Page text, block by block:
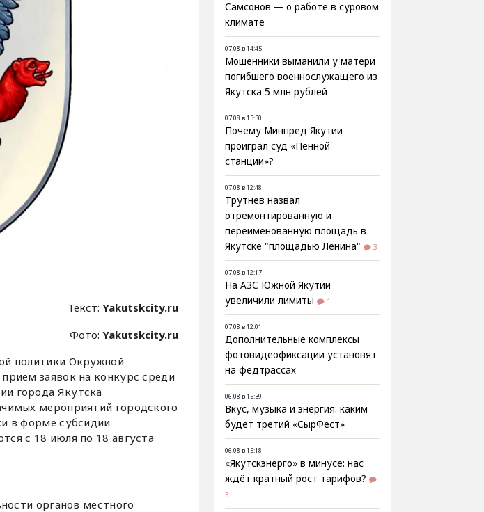
Текст:Yakutskcity.ru
Фото:Yakutskcity.ru
политики Окружной
заявок на конкурс среди
города Якутска
мероприятий городского
в форме субсидии
с 18 июля по 18 августа
органов местного
Самсонов — о работе в суровом
климате
07.08 в 14:45
Мошенники выманили у матери
погибшего военнослужащего из
Якутска 5 млн рублей
07.08 в 13:30
Почему Минпред Якутии
проиграл суд «Пенной
станции»?
07.08 в 12:48
Трутнев назвал
отремонтированную и
переименованную площадь в
Якутске "площадью Ленина"
3
07.08 в 12:17
На АЗС Южной Якутии
увеличили лимиты
1
07.08 в 12:01
Дополнительные комплексы
фотовидеофиксации установят
на федтрассах
06.08 в 15:39
Вкус, музыка и энергия: каким
будет третий «СырФест»
06.08 в 15:18
«Якутскэнерго» в минусе: нас
ждёт кратный рост тарифов?
3